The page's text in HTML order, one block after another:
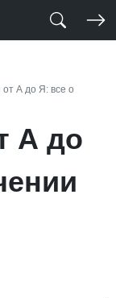
А до Я: все о
А до